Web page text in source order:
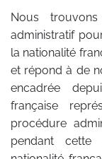
Nous
administratif
la nationalité
et répond à de
encadrée
française
procédure
pendant cette